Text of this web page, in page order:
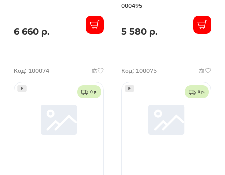
В
6 660 р.
350x3.0x10x32-
000495
В
5 580 р.
Код: 100074
0 р.
Код: 100075
0 р.